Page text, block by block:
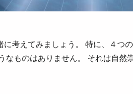
考えてみましょう。 特に、４つ
なものはありません。 それは自然